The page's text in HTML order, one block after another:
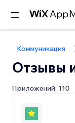
Коммуникация
Отзывы
Приложений: 110